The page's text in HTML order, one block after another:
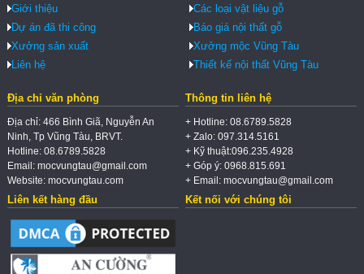
Giới thiệu
Dự án đã thi công
Xưởng sản xuất
Liên hệ
Các loại vật liệu gỗ
Báo giá nội thất gỗ
Xưởng mộc Vũng Tàu
Thiết kế nội thất Vũng Tàu
Địa chỉ văn phòng
Địa chỉ: 466 Bình Giã, Nguyễn An
Ninh, Tp Vũng Tàu, BRVT.
Hotline: 08.6789.5828
Email: mocvungtau@gmail.com
Website: mocvungtau.com
Thông tin liên hệ
+ Hotline: 08.6789.5828
+ Zalo: 097.314.5161
+ Kỹ thuật:096.235.4928
+ Góp ý: 0968.815.691
+ Email: mocvungtau@gmail.com
Liên kết hàng đầu Kết nối với chúng tôi